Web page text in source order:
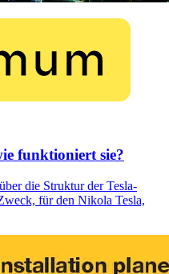
funktioniert sie?
die Struktur der Tesla-
für den Nikola Tesla,